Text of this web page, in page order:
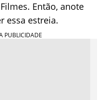
Então, anote
essa estreia.